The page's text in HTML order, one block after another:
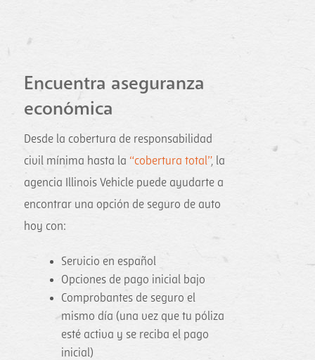
Encuentra aseguranza
económica
Desde la cobertura de responsabilidad
civil mínima hasta la “cobertura total”, la
agencia Illinois Vehicle puede ayudarte a
encontrar una opción de seguro de auto
hoy con:
Servicio en español
Opciones de pago inicial bajo
Comprobantes de seguro el
mismo día (una vez que tu póliza
esté activa y se reciba el pago
inicial)